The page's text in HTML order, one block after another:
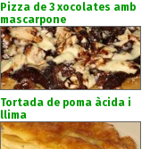
Pizza de 3 xocolates amb
mascarpone
Tortada de poma àcida i
llima